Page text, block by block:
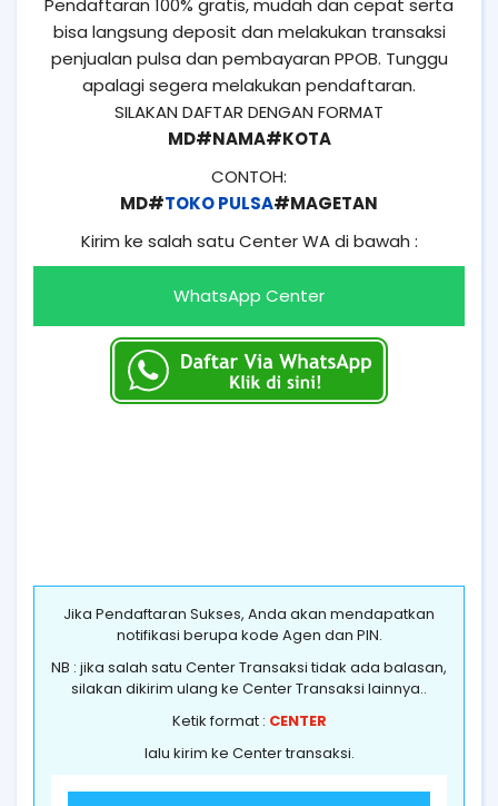
Pendaftaran 100% gratis, mudah dan cepat serta
bisa langsung deposit dan melakukan transaksi
penjualan pulsa dan pembayaran PPOB. Tunggu
apalagi segera melakukan pendaftaran.
SILAKAN DAFTAR DENGAN FORMAT
MD#NAMA#KOTA
CONTOH:
MD#TOKO PULSA#MAGETAN
Kirim ke salah satu Center WA di bawah :
WhatsApp Center
Jika Pendaftaran Sukses, Anda akan mendapatkan
notifikasi berupa kode Agen dan PIN.
NB : jika salah satu Center Transaksi tidak ada balasan,
silakan dikirim ulang ke Center Transaksi lainnya..
Ketik format : CENTER
lalu kirim ke Center transaksi.